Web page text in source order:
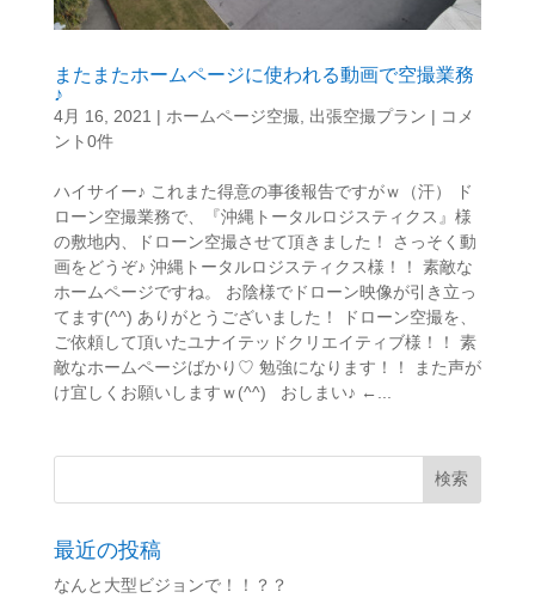
またまたホームページに使われる動画で空撮業務
♪
4月 16, 2021 | ホームページ空撮 出張空撮プラン | コメ
ント0件
ハイサイー♪ これまた得意の事後報告ですがｗ（汗） ド
ローン空撮業務で、『沖縄トータルロジスティクス』様
の敷地内、ドローン空撮させて頂きました！ さっそく動
画をどうぞ♪ 沖縄トータルロジスティクス様！！ 素敵な
ホームページですね。 お陰様でドローン映像が引き立っ
てます(^^) ありがとうございました！ ドローン空撮を、
ご依頼して頂いたユナイテッドクリエイティブ様！！ 素
敵なホームページばかり♡ 勉強になります！！ また声が
け宜しくお願いしますｗ(^^) おしまい♪ ←...
最近の投稿
なんと大型ビジョンで！！？？